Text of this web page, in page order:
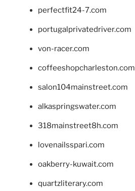
perfectfit24-7.com
portugalprivatedriver.com
von-racer.com
coffeeshopcharleston.com
salon104mainstreet.com
alkaspringswater.com
318mainstreet8h.com
lovenailsspari.com
oakberry-kuwait.com
quartzliterary.com